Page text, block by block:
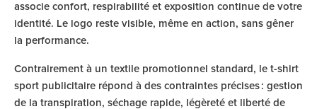
associe confort, respirabilité et exposition continue de votre
identité. Le logo reste visible, même en action, sans gêner
la performance.
Contrairement à un textile promotionnel standard, le t-shirt
sport publicitaire répond à des contraintes précises : gestion
de la transpiration, séchage rapide, légèreté et liberté de